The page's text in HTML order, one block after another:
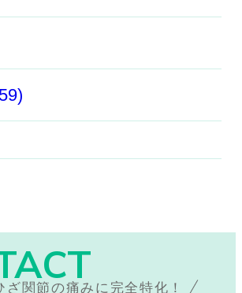
ざ関節の痛みに完全特化！